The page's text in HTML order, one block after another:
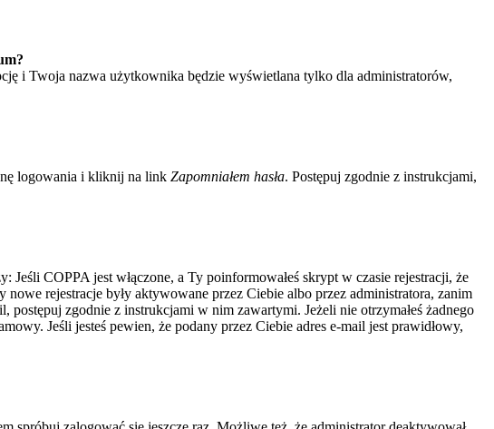
i Twoja nazwa użytkownika będzie wyświetlana tylko dla administratorów,
logowania i kliknij na link Zapomniałem hasła. Postępuj zgodnie z instrukcjami,
COPPA jest włączone, a Ty poinformowałeś skrypt w czasie rejestracji, że
rejestracje były aktywowane przez Ciebie albo przez administratora, zanim
postępuj zgodnie z instrukcjami w nim zawartymi. Jeżeli nie otrzymałeś żadnego
Jeśli jesteś pewien, że podany przez Ciebie adres e-mail jest prawidłowy,